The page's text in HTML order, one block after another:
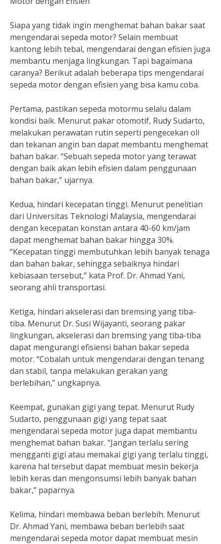
Siapa yang tidak ingin menghemat bahan bakar saat
mengendarai sepeda motor? Selain membuat
kantong lebih tebal, mengendarai dengan efisien juga
membantu menjaga lingkungan. Tapi bagaimana
caranya? Berikut adalah beberapa tips mengendarai
sepeda motor dengan efisien yang bisa kamu coba.
Pertama, pastikan sepeda motormu selalu dalam
kondisi baik. Menurut pakar otomotif, Rudy Sudarto,
melakukan perawatan rutin seperti pengecekan oli
dan tekanan angin ban dapat membantu menghemat
bahan bakar. “Sebuah sepeda motor yang terawat
dengan baik akan lebih efisien dalam penggunaan
bahan bakar,” ujarnya.
Kedua, hindari kecepatan tinggi. Menurut penelitian
dari Universitas Teknologi Malaysia, mengendarai
dengan kecepatan konstan antara 40-60 km/jam
dapat menghemat bahan bakar hingga 30%.
“Kecepatan tinggi membutuhkan lebih banyak tenaga
dan bahan bakar, sehingga sebaiknya hindari
kebiasaan tersebut,” kata Prof. Dr. Ahmad Yani,
seorang ahli transportasi.
Ketiga, hindari akselerasi dan bremsing yang tiba-
tiba. Menurut Dr. Susi Wijayanti, seorang pakar
lingkungan, akselerasi dan bremsing yang tiba-tiba
dapat mengurangi efisiensi bahan bakar sepeda
motor. “Cobalah untuk mengendarai dengan tenang
dan stabil, tanpa melakukan gerakan yang
berlebihan,” ungkapnya.
Keempat, gunakan gigi yang tepat. Menurut Rudy
Sudarto, penggunaan gigi yang tepat saat
mengendarai sepeda motor juga dapat membantu
menghemat bahan bakar. “Jangan terlalu sering
mengganti gigi atau memakai gigi yang terlalu tinggi,
karena hal tersebut dapat membuat mesin bekerja
lebih keras dan mengonsumsi lebih banyak bahan
bakar,” paparnya.
Kelima, hindari membawa beban berlebih. Menurut
Dr. Ahmad Yani, membawa beban berlebih saat
mengendarai sepeda motor dapat membuat mesin